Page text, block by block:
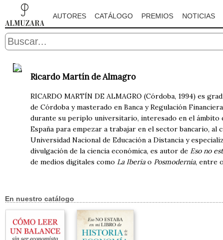
AUTORES CATÁLOGO PREMIOS NOTICIAS
Ricardo Martín de Almagro
RICARDO MARTÍN DE ALMAGRO (Córdoba, 1994) es
de Córdoba y masterado en Banca y Regulación
durante su periplo universitario, interesado en el ámbito
España para empezar a trabajar en el sector bancario, al
Universidad Nacional de Educación a Distancia y
divulgación de la ciencia económica, es autor de Eso no
de medios digitales como La Iberiao Posmodernia, entre
En nuestro catálogo